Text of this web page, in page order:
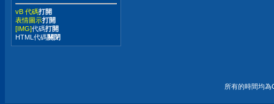
vB 代碼打開
表情圖示打開
[IMG]代碼打開
HTML代碼關閉
所有的時間均為